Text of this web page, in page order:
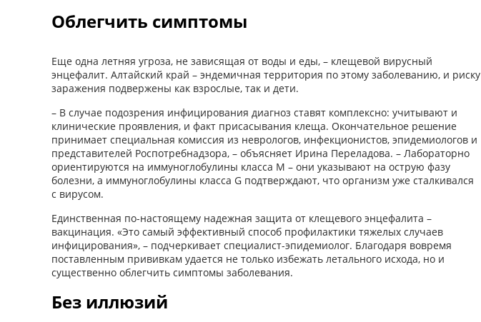
Облегчить симптомы
Еще одна летняя угроза, не зависящая от воды и еды, – клещевой вирусный
энцефалит. Алтайский край – эндемичная территория по этому заболеванию, и риску
заражения подвержены как взрослые, так и дети.
– В случае подозрения инфицирования диагноз ставят комплексно: учитывают и
клинические проявления, и факт присасывания клеща. Окончательное решение
принимает специальная комиссия из неврологов, инфекционистов, эпидемиологов и
представителей Рос­потребнадзора, – объясняет Ирина Переладова. – Лабораторно
ориентируются на иммуноглобулины класса М – они указывают на острую фазу
болезни, а иммуноглобулины класса G подтверждают, что организм уже сталкивался
с вирусом.
Единственная по-настоящему надежная защита от клещевого энцефалита –
вакцинация. «Это самый эффективный способ профилактики тяжелых случаев
инфицирования», – подчеркивает специалист-­эпидемиолог. Благодаря вовремя
поставленным прививкам удается не только избежать летального исхода, но и
существенно облегчить симптомы заболевания.
Без иллюзий